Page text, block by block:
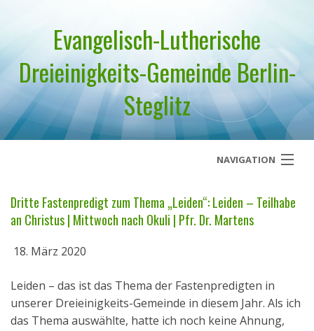
Evangelisch-Lutherische
Dreieinigkeits-Gemeinde Berlin-
Steglitz
NAVIGATION
Über uns
Geistliches Wort
Termine
Aktuelles
Dritte Fastenpredigt zum Thema „Leiden“: Leiden – Teilhabe
an Christus | Mittwoch nach Okuli | Pfr. Dr. Martens
18. März 2020
Leiden – das ist das Thema der Fastenpredigten in
unserer Dreieinigkeits-Gemeinde in diesem Jahr. Als ich
das Thema auswählte, hatte ich noch keine Ahnung,